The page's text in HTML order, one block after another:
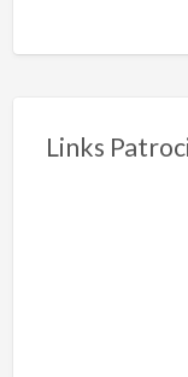
Links